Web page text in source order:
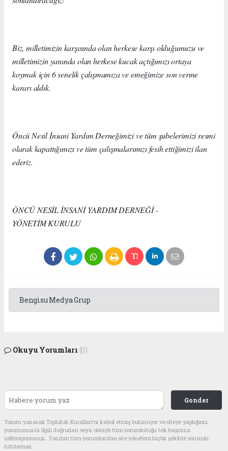
Biz, milletimizin karşısında olan herkese karşı olduğumuzu ve
milletimizin yanında olan herkese kucak açtığımızı ortaya
koymak için 6 senelik çalışmamıza ve emeğimize son verme
kararı aldık.
Öncü Nesil İnsani Yardım Derneğimizi ve tüm şubelerimizi resmi
olarak kapattığımızı ve tüm çalışmalarımızı fesih ettiğimizi ilan
ederiz.
ÖNCÜ NESİL İNSANİ YARDIM DERNEĞİ -
YÖNETİM KURULU
Bengisu Medya Grup
Okuyu Yorumları (0)
Gonder
Yorum yazarak Topluluk Kuralları’nı kabul etmiş bulunuyor ve siteye yaptığınız
yorumunuzla ilgili doğrudan veya dolaylı tüm sorumluluğu tek başınıza
üstleniyorsunuz. Yazılan tüm yorumlardan site yönetimi hiçbir şekilde sorumlu
tutulamaz.